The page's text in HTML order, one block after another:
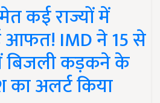
कई राज्यों में
आफत! IMD ने 15 से
बिजली कड़कने के
अलर्ट किया